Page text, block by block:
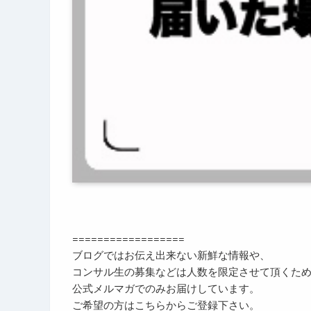
==================
ブログではお伝え出来ない新鮮な情報や、
コンサル生の募集などは人数を限定させて頂くため
公式メルマガでのみお届けしています。
ご希望の方はこちらからご登録下さい。